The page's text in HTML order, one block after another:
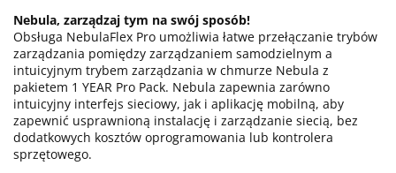
Nebula, zarządzaj tym na swój sposób!
Obsługa NebulaFlex Pro umożliwia łatwe przełączanie trybów
zarządzania pomiędzy zarządzaniem samodzielnym a
intuicyjnym trybem zarządzania w chmurze Nebula z
pakietem 1 YEAR Pro Pack. Nebula zapewnia zarówno
intuicyjny interfejs sieciowy, jak i aplikację mobilną, aby
zapewnić usprawnioną instalację i zarządzanie siecią, bez
dodatkowych kosztów oprogramowania lub kontrolera
sprzętowego.